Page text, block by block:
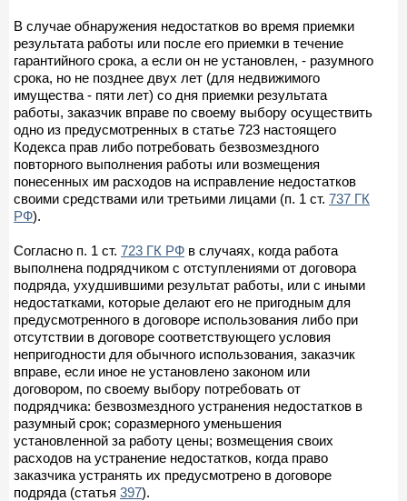
В случае обнаружения недостатков во время приемки
результата работы или после его приемки в течение
гарантийного срока, а если он не установлен, - разумного
срока, но не позднее двух лет (для недвижимого
имущества - пяти лет) со дня приемки результата
работы, заказчик вправе по своему выбору осуществить
одно из предусмотренных в статье 723 настоящего
Кодекса прав либо потребовать безвозмездного
повторного выполнения работы или возмещения
понесенных им расходов на исправление недостатков
своими средствами или третьими лицами (п. 1 ст. 737 ГК
РФ).
Согласно п. 1 ст. 723 ГК РФ в случаях, когда работа
выполнена подрядчиком с отступлениями от договора
подряда, ухудшившими результат работы, или с иными
недостатками, которые делают его не пригодным для
предусмотренного в договоре использования либо при
отсутствии в договоре соответствующего условия
непригодности для обычного использования, заказчик
вправе, если иное не установлено законом или
договором, по своему выбору потребовать от
подрядчика: безвозмездного устранения недостатков в
разумный срок; соразмерного уменьшения
установленной за работу цены; возмещения своих
расходов на устранение недостатков, когда право
заказчика устранять их предусмотрено в договоре
подряда (статья 397).